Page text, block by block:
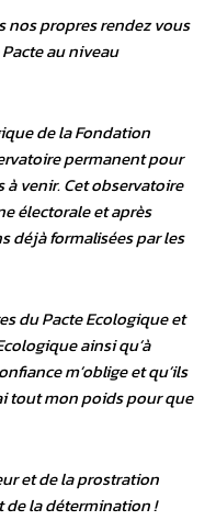
nos propres rendez vous
au niveau
de la Fondation
permanent pour
venir. Cet observatoire
électorale et après
déjà formalisées par les
du Pacte Ecologique et
ainsi qu’à
m’oblige et qu’ils
tout mon poids pour que
et de la prostration
de la détermination !